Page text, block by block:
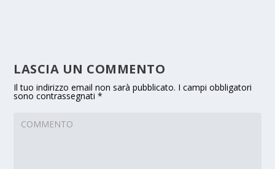
LASCIA UN COMMENTO
Il tuo indirizzo email non sarà pubblicato. I campi obbligatori
sono contrassegnati*